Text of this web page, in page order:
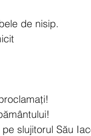
de nisip.
slujitorul Său